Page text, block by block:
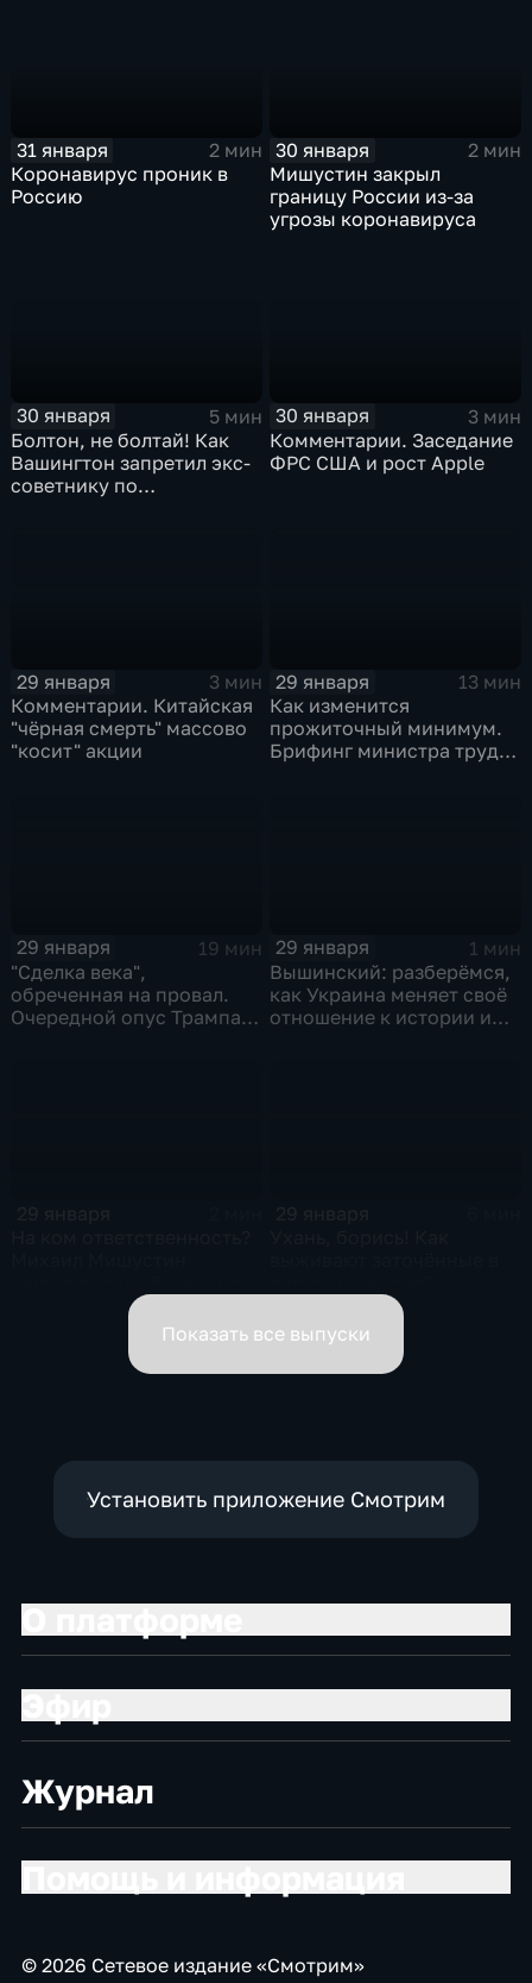
31 января
2 мин
Коронавирус проник в
Россию
30 января
2 мин
Мишустин закрыл
границу России из-за
угрозы коронавируса
30 января
5 мин
Болтон, не болтай! Как
Вашингтон запретил экс-
советнику по
30 января
3 мин
Комментарии. Заседание
ФРС США и рост Apple
29 января
3 мин
Комментарии. Китайская
"чёрная смерть" массово
"косит" акции
29 января
13 мин
Как изменится
прожиточный минимум.
Брифинг министра труда
29 января
19 мин
"Сделка века",
обреченная на провал.
Очередной опус Трампа.
29 января
1 мин
Вышинский: разберёмся,
как Украина меняет своё
отношение к истории и
вице-премьеров
Показать все выпуски
Установить приложение Смотрим
Журнал
© 2026 Сетевое издание «Смотрим»